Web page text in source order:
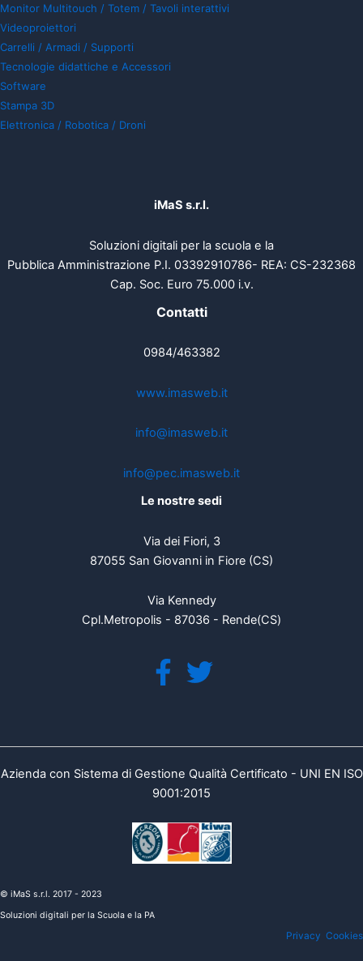
Monitor Multitouch / Totem / Tavoli interattivi
Videoproiettori
Carrelli / Armadi / Supporti
Tecnologie didattiche e Accessori
Software
Stampa 3D
Elettronica / Robotica / Droni
iMaS s.r.l.
Soluzioni digitali per la scuola e la
Pubblica Amministrazione P.I. 03392910786- REA: CS-232368
Cap. Soc. Euro 75.000 i.v.
Contatti
0984/463382
www.imasweb.it
info@imasweb.it
info@pec.imasweb.it
Le nostre sedi
Via dei Fiori, 3
87055 San Giovanni in Fiore (CS)
Via Kennedy
Cpl.Metropolis - 87036 - Rende(CS)
Azienda con Sistema di Gestione Qualità Certificato - UNI EN ISO
9001:2015
© iMaS s.r.l. 2017 - 2023
Soluzioni digitali per la Scuola e la PA
Privacy Cookies